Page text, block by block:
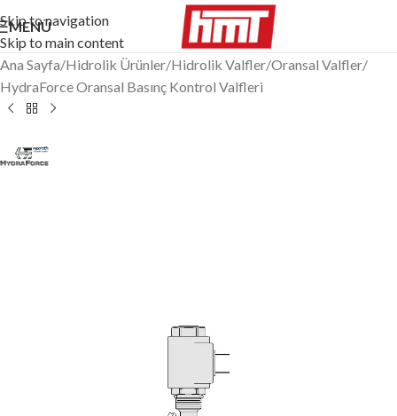
Skip to navigation
Skip to main content
MENÜ
Ana Sayfa/Hidrolik Ürünler/Hidrolik Valfler/Oransal Valfler/
HydraForce Oransal Basınç Kontrol Valfleri